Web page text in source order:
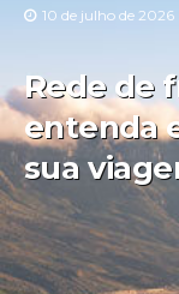
10 de julho de 2026
Rede de
entenda
sua